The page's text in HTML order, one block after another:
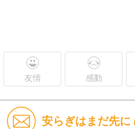
友情 感動
安らぎはまだ先に